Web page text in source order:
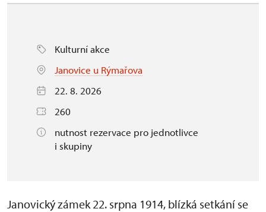
Kulturní akce
Janovice u Rýmařova
22. 8. 2026
260
nutnost rezervace pro jednotlivce
i skupiny
Janovický zámek 22. srpna 1914, blízká setkání se